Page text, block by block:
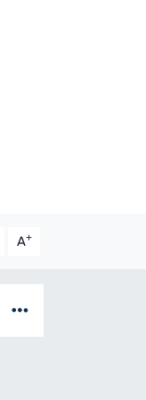
A+